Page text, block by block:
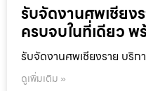
รับจัดงานศพเชียง
ครบจบในที่เดียว พ
รับจัดงานศพเชียงราย บริ
ดูเพิ่มเติม »